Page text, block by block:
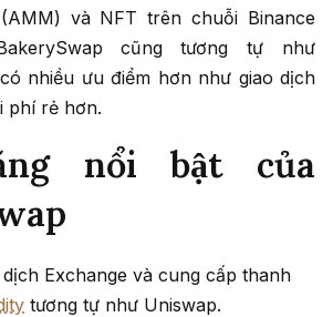
và NFT trên chuỗi Binance
cũng tương tự như
nhiều ưu điểm hơn như giao dịch
phí rẻ hơn.
nổi bật của
dịch Exchange và cung cấp thanh
tương tự như Uniswap.